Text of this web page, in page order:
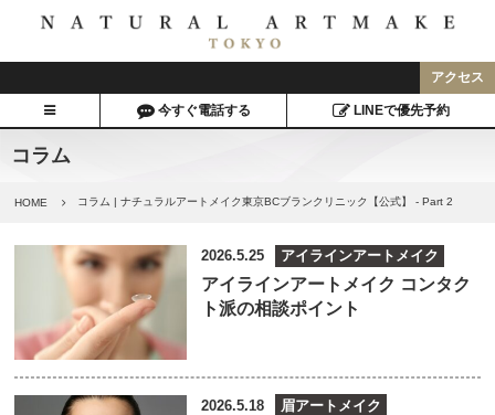
アクセス
今すぐ電話する LINEで優先予約
コラム
HOME コラム | ナチュラルアートメイク東京BCブランクリニック【公式】 - Part 2
2026.5.25 アイラインアートメイク
アイラインアートメイク コンタク
ト派の相談ポイント
2026.5.18 眉アートメイク